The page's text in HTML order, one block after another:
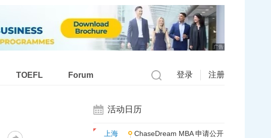
广告
TOEFL Forum 登录 注册
活动日历
上海
ChaseDream MBA 申请公开